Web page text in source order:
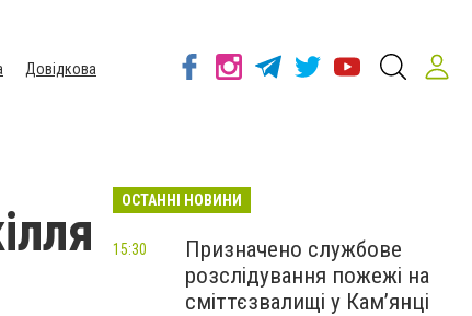
Довідкова
ОСТАННІ НОВИНИ
Призначено службове
розслідування пожежі на
сміттєзвалищі у Кам’янці
15:30